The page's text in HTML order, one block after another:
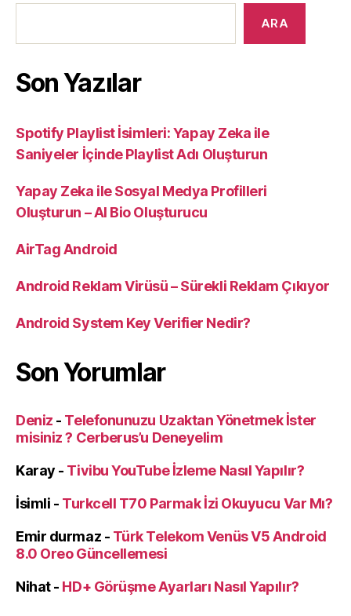
ARA
Son Yazılar
Spotify Playlist İsimleri: Yapay Zeka ile
Saniyeler İçinde Playlist Adı Oluşturun
Yapay Zeka ile Sosyal Medya Profilleri
Oluşturun – AI Bio Oluşturucu
AirTag Android
Android Reklam Virüsü – Sürekli Reklam Çıkıyor
Android System Key Verifier Nedir?
Son Yorumlar
Deniz - Telefonunuzu Uzaktan Yönetmek İster
misiniz ? Cerberus’u Deneyelim
Karay - Tivibu YouTube İzleme Nasıl Yapılır?
İsimli - Turkcell T70 Parmak İzi Okuyucu Var Mı?
Emir durmaz - Türk Telekom Venüs V5 Android
8.0 Oreo Güncellemesi
Nihat- HD+ Görüşme Ayarları Nasıl Yapılır?